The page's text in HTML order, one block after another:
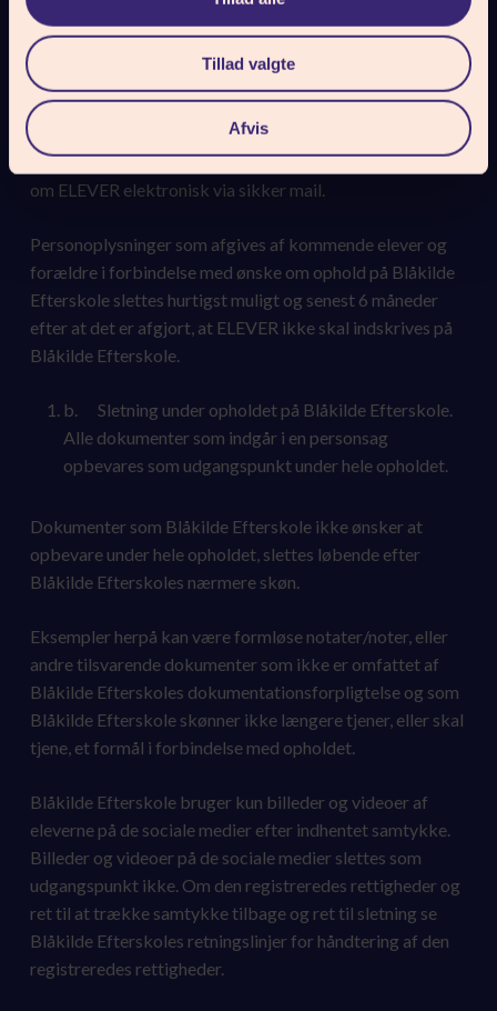
Tillad valgte
Afvis
Personoplysninger som afgives af ansøgere eller
handlekommunen på ansøgerens vejene i forbindelse
ønske om ophold på Blåkilde Efterskole opbevares
elektronisk således:
Blåkilde Efterskole ønsker at modtage personoplysninger
om ELEVER elektronisk via sikker mail.
Personoplysninger som afgives af kommende elever og
forældre i forbindelse med ønske om ophold på Blåkilde
Efterskole slettes hurtigst muligt og senest 6 måneder
efter at det er afgjort, at ELEVER ikke skal indskrives på
Blåkilde Efterskole.
b. Sletning under opholdet på Blåkilde Efterskole.
Alle dokumenter som indgår i en personsag
opbevares som udgangspunkt under hele opholdet.
Dokumenter som Blåkilde Efterskole ikke ønsker at
opbevare under hele opholdet, slettes løbende efter
Blåkilde Efterskoles nærmere skøn.
Eksempler herpå kan være formløse notater/noter, eller
andre tilsvarende dokumenter som ikke er omfattet af
Blåkilde Efterskoles dokumentationsforpligtelse og som
Blåkilde Efterskole skønner ikke længere tjener, eller skal
tjene, et formål i forbindelse med opholdet.
Blåkilde Efterskole bruger kun billeder og videoer af
eleverne på de sociale medier efter indhentet samtykke.
Billeder og videoer på de sociale medier slettes som
udgangspunkt ikke. Om den registreredes rettigheder og
ret til at trække samtykke tilbage og ret til sletning se
Blåkilde Efterskoles retningslinjer for håndtering af den
registreredes rettigheder.